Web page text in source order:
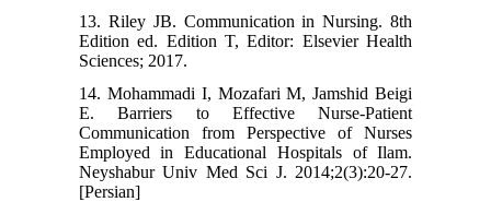
13. Riley JB. Communication in Nursing. 8th
Edition ed. Edition T, Editor: Elsevier Health
Sciences; 2017.
14. Mohammadi I, Mozafari M, Jamshid Beigi
E. Barriers to Effective Nurse-Patient
Communication from Perspective of Nurses
Employed in Educational Hospitals of Ilam.
Neyshabur Univ Med Sci J. 2014;2(3):20-27.
[Persian]